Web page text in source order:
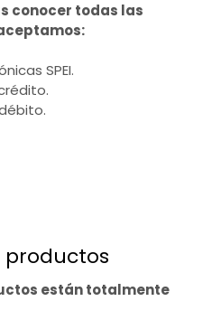
conocer todas las
SPEI.
productos
están totalmente